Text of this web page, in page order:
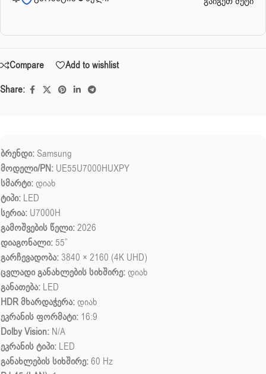
Compare
Add to wishlist
Share:
ბრენდი: Samsung
მოდელი/PN: UE55U7000HUXPY
სმარტი: დიახ
ტიპი: LED
სერია: U7000H
გამოშვების წელი:2026
დიაგონალი: 55”
გარჩევადობა: 3840 × 2160 (4K UHD)
ცვლადი განახლების სიხშირე: დიახ
განათება: LED
HDR მხარდაჭერა: დიახ
ეკრანის ფორმატი: 16:9
Dolby Vision: N/A
ეკრანის ტიპი: LED
განახლების სიხშირე:60 Hz